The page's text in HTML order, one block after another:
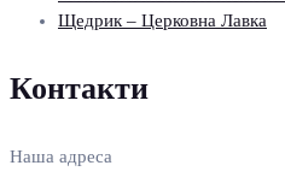
Щедрик – Церковна Лавка
Контакти
Наша адреса